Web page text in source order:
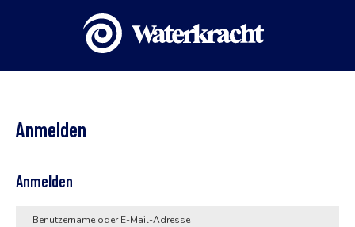
Anmelden
Anmelden
Benutzername oder E-Mail-Adresse